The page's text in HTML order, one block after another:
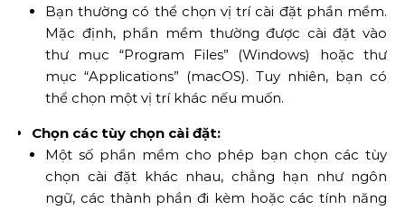
Bạn thường có thể chọn vị trí cài đặt phần mềm.
Mặc định, phần mềm thường được cài đặt vào
thư mục “Program Files” (Windows) hoặc thư
mục “Applications” (macOS). Tuy nhiên, bạn có
thể chọn một vị trí khác nếu muốn.
Chọn các tùy chọn cài đặt:
Một số phần mềm cho phép bạn chọn các tùy
chọn cài đặt khác nhau, chẳng hạn như ngôn
ngữ, các thành phần đi kèm hoặc các tính năng